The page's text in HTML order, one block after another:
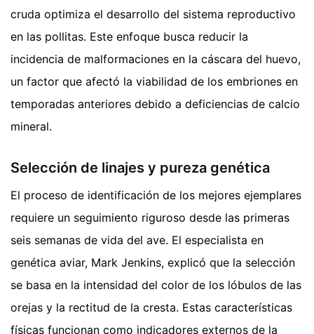
cruda optimiza el desarrollo del sistema reproductivo
en las pollitas. Este enfoque busca reducir la
incidencia de malformaciones en la cáscara del huevo,
un factor que afectó la viabilidad de los embriones en
temporadas anteriores debido a deficiencias de calcio
mineral.
Selección de linajes y pureza genética
El proceso de identificación de los mejores ejemplares
requiere un seguimiento riguroso desde las primeras
seis semanas de vida del ave. El especialista en
genética aviar, Mark Jenkins, explicó que la selección
se basa en la intensidad del color de los lóbulos de las
orejas y la rectitud de la cresta. Estas características
físicas funcionan como indicadores externos de la